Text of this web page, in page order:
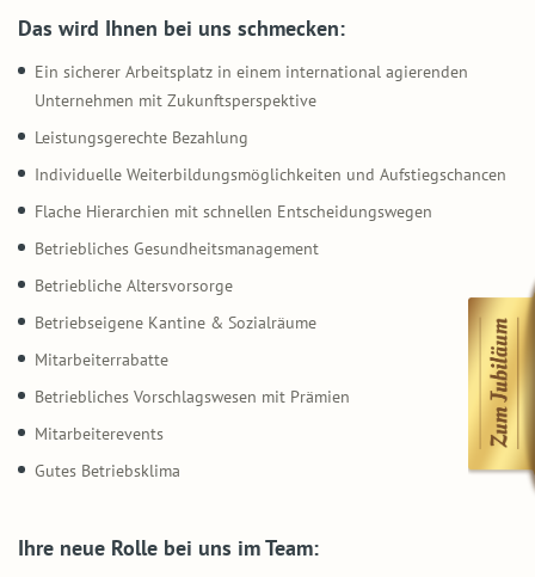
Das wird Ihnen bei uns schmecken:
Ein sicherer Arbeitsplatz in einem international agierenden
Unternehmen mit Zukunftsperspektive
Leistungsgerechte Bezahlung
Individuelle Weiterbildungsmöglichkeiten und Aufstiegschancen
Flache Hierarchien mit schnellen Entscheidungswegen
Betriebliches Gesundheitsmanagement
Betriebliche Altersvorsorge
Betriebseigene Kantine & Sozialräume
Mitarbeiterrabatte
Betriebliches Vorschlagswesen mit Prämien
Mitarbeiterevents
Gutes Betriebsklima
Ihre neue Rolle bei uns im Team: